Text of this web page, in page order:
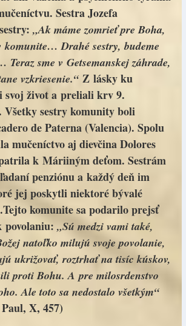
Sestra Jozefa
„Ak máme zomrieť pre Boha,
komunite… Drahé sestry, budeme
sme v Getsemanskej záhrade,
vzkriesenie.“ Z lásky ku
život a preliali krv 9.
Všetky sestry komunity boli
de Paterna (Valencia). Spolu
mučeníctvo aj dievčina Dolores
k Máriiným deťom. Sestrám
penziónu a každý deň im
jej poskytli niektoré bývalé
komunite sa podarilo prejsť
povolaniu: „Sú medzi vami také,
natoľko milujú svoje povolanie,
ukrižovať, roztrhať na tisíc kúskov,
proti Bohu. A pre milosrdenstvo
Ale toto sa nedostalo všetkým“
X, 457)